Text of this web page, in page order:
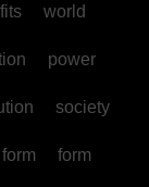
world
power
society
form form